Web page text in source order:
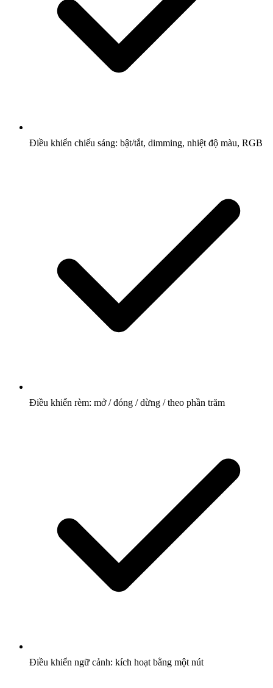
Điều khiển chiếu sáng: bật/tắt, dimming, nhiệt độ màu, RGB
Điều khiển rèm: mở / đóng / dừng / theo phần trăm
Điều khiển ngữ cảnh: kích hoạt bằng một nút